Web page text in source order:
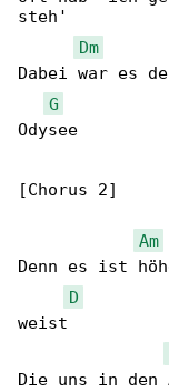
steh'
Dm
Dabei war es
G
Odysee
[Chorus 2]
Am
Denn es ist
D
weist
Die uns in den